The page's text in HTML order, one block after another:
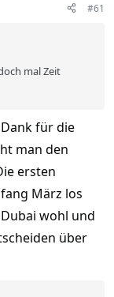
#61
mal Zeit
für die
man den
ersten
März los
wohl und
über